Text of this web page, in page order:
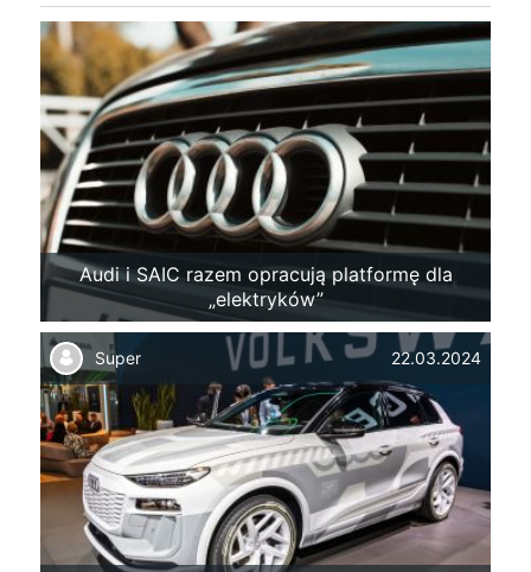
Audi i SAIC razem opracują platformę dla
„elektryków”
Super 22.03.2024